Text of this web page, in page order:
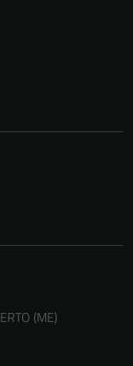
(ME)